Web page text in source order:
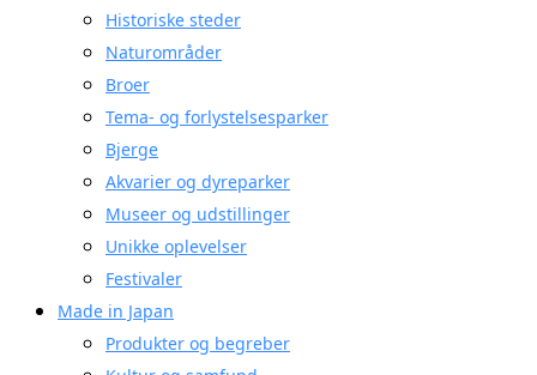
Historiske steder
Naturområder
Broer
Tema- og forlystelsesparker
Bjerge
Akvarier og dyreparker
Museer og udstillinger
Unikke oplevelser
Festivaler
Made in Japan
Produkter og begreber